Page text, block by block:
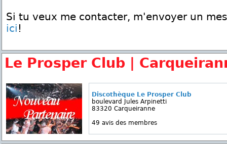
Si tu veux me contacter, m'envoyer un
ici !
Le Prosper Club |
Discothèque Le Prosper Club
boulevard Jules Arpinetti
83320 Carqueiranne
49 avis des membres